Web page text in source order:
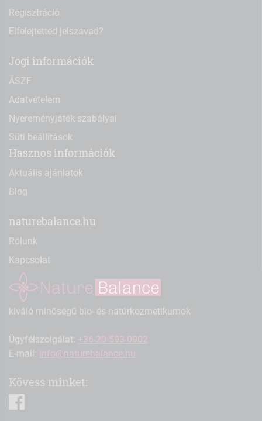
Regisztráció
Elfelejtetted jelszavad?
Jogi információk
ÁSZF
Adatvételem
Nyereményjáték szabályai
Süti beállítások
Hasznos információk
Aktuális ajánlatok
Blog
naturebalance.hu
Rólunk
Kapcsolat
kiváló minőségű bio- és natúrkozmetikumok
Ügyfélszolgálat: +36-20-593-0902
E-mail: info@naturebalance.hu
Kövess minket: